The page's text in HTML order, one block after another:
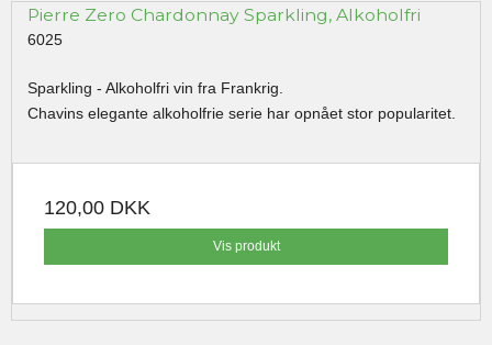
Pierre Zero Chardonnay Sparkling, Alkoholfri
6025
Sparkling - Alkoholfri vin fra Frankrig.
Chavins elegante alkoholfrie serie har opnået stor popularitet.
120,00 DKK
Vis produkt